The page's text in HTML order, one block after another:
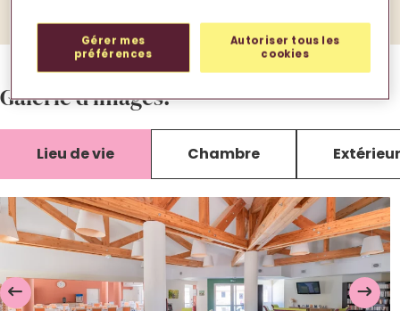
Galerie d’images.
Lieu de vie Chambre Extérieur
Gérer mes
préférences
Autoriser tous les
cookies